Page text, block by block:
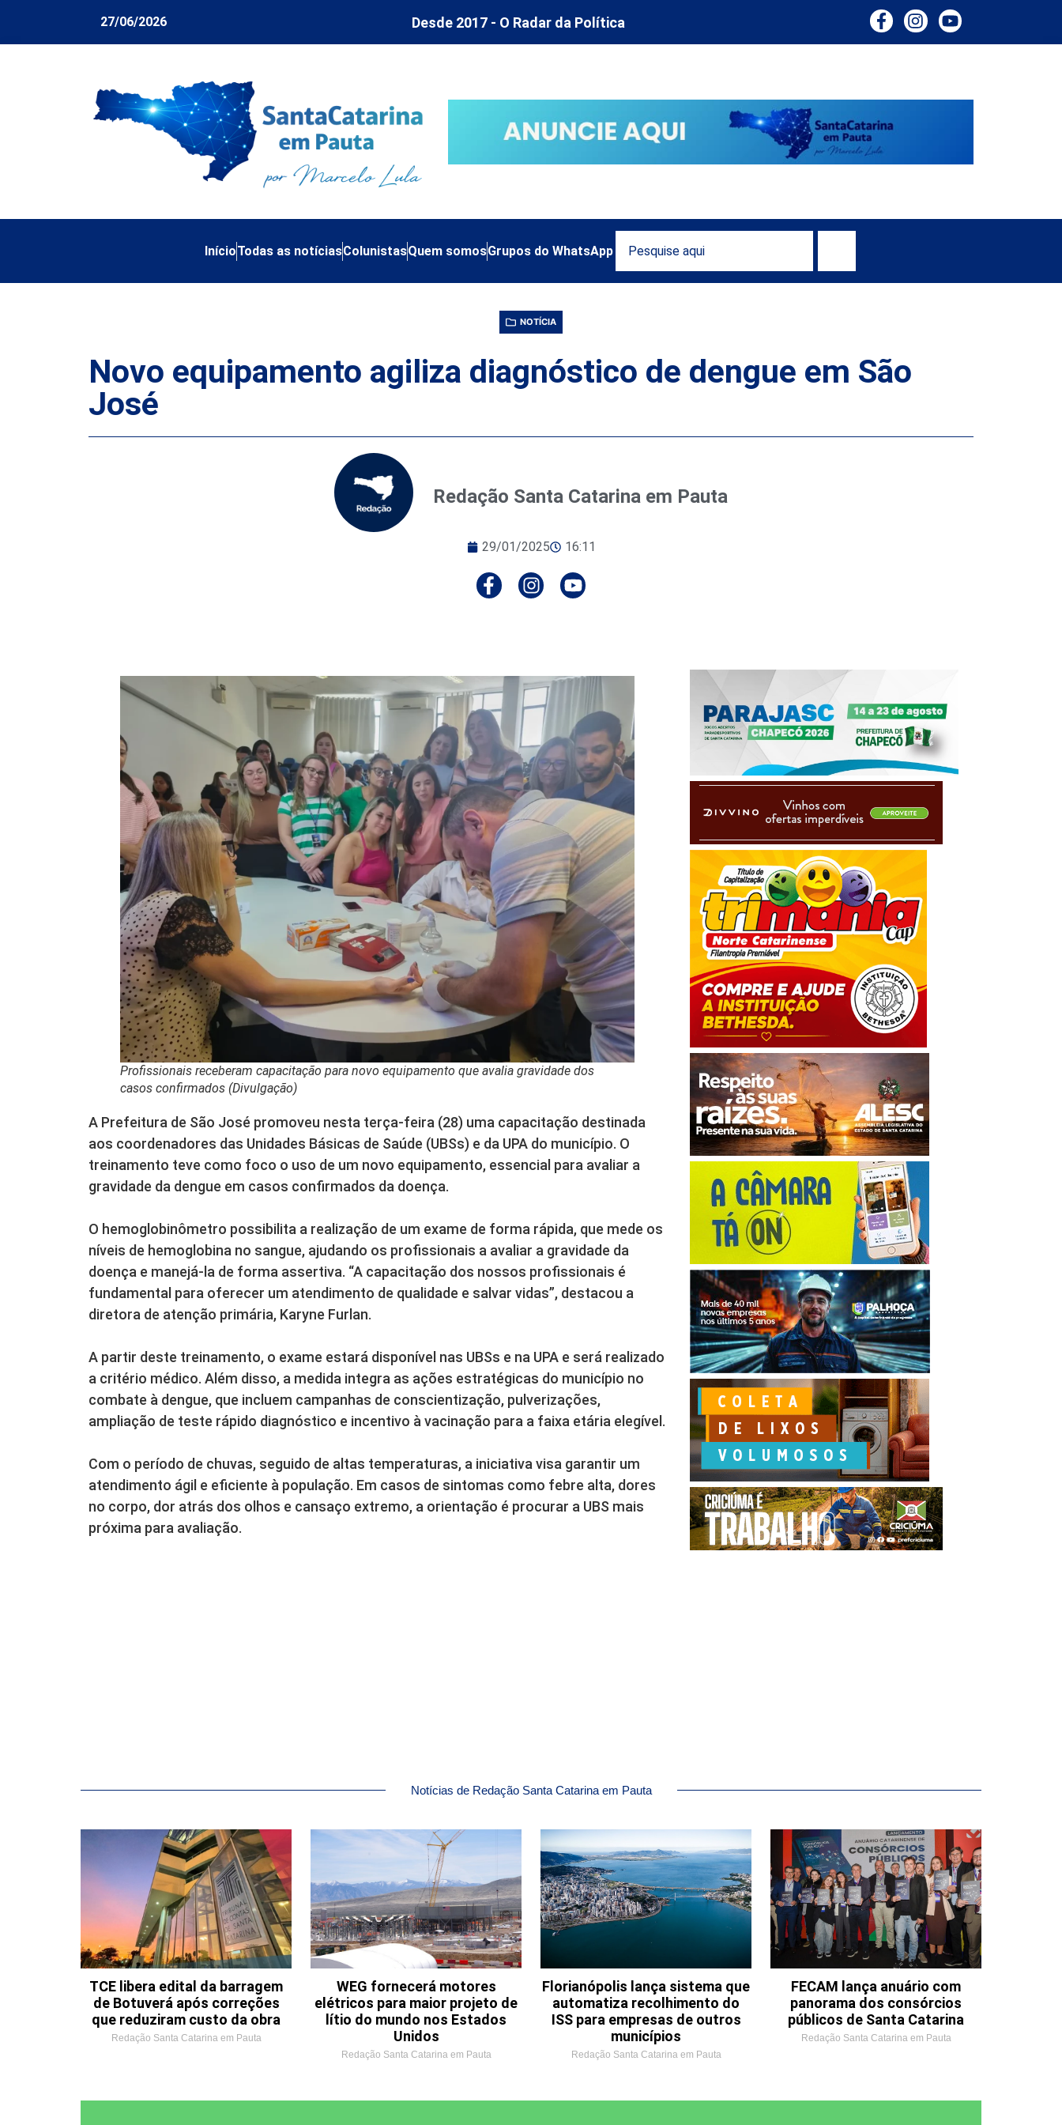
27/06/2026 Desde 2017 - O Radar da Política
InícioTodas as notíciasColunistasQuem somosGrupos do WhatsApp
NOTÍCIA
Novo equipamento agiliza diagnóstico de dengue em São
José
Redação Santa Catarina em Pauta
29/01/2025 16:11
Profissionais receberam capacitação para novo equipamento que avalia gravidade dos
casos confirmados (Divulgação)
A Prefeitura de São José promoveu nesta terça-feira (28) uma capacitação destinada
aos coordenadores das Unidades Básicas de Saúde (UBSs) e da UPA do município. O
treinamento teve como foco o uso de um novo equipamento, essencial para avaliar a
gravidade da dengue em casos confirmados da doença.
O hemoglobinômetro possibilita a realização de um exame de forma rápida, que mede os
níveis de hemoglobina no sangue, ajudando os profissionais a avaliar a gravidade da
doença e manejá-la de forma assertiva. “A capacitação dos nossos profissionais é
fundamental para oferecer um atendimento de qualidade e salvar vidas”, destacou a
diretora de atenção primária, Karyne Furlan.
A partir deste treinamento, o exame estará disponível nas UBSs e na UPA e será realizado
a critério médico. Além disso, a medida integra as ações estratégicas do município no
combate à dengue, que incluem campanhas de conscientização, pulverizações,
ampliação de teste rápido diagnóstico e incentivo à vacinação para a faixa etária elegível.
Com o período de chuvas, seguido de altas temperaturas, a iniciativa visa garantir um
atendimento ágil e eficiente à população. Em casos de sintomas como febre alta, dores
no corpo, dor atrás dos olhos e cansaço extremo, a orientação é procurar a UBS mais
próxima para avaliação.
Notícias de Redação Santa Catarina em Pauta
TCE libera edital da barragem
de Botuverá após correções
que reduziram custo da obra
Redação Santa Catarina em Pauta
WEG fornecerá motores
elétricos para maior projeto de
lítio do mundo nos Estados
Unidos
Redação Santa Catarina em Pauta
Florianópolis lança sistema que
automatiza recolhimento do
ISS para empresas de outros
municípios
Redação Santa Catarina em Pauta
FECAM lança anuário com
panorama dos consórcios
públicos de Santa Catarina
Redação Santa Catarina em Pauta